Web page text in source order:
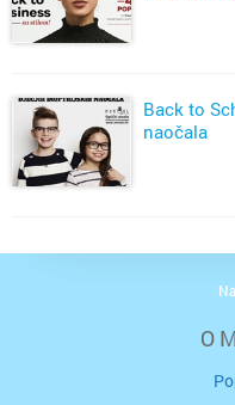
Back to
naočala
O